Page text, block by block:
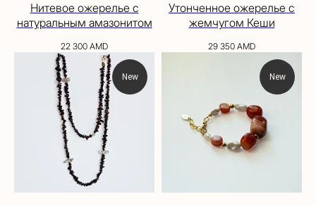
Нитевое ожерелье с
натуральным амазонитом
22 300 AMD
Утонченное ожерелье с
жемчугом Кеши
29 350 AMD
New New